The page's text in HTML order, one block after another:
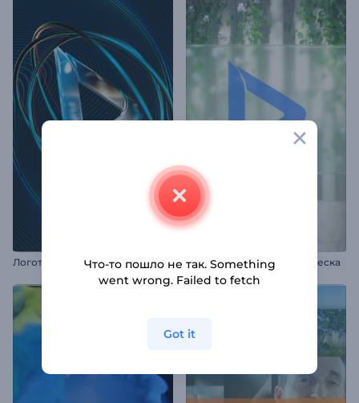
Логотип "Кружащиеся кольца" Заставка: Стеклянная вывеска
Что-то пошло не так. Something
went wrong. Failed to fetch
Got it